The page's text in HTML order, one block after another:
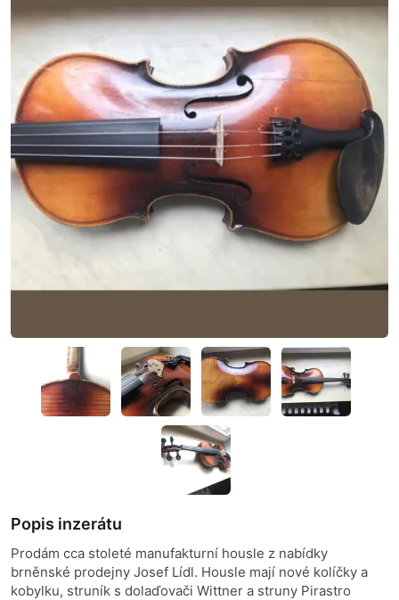
Popis inzerátu
Prodám cca stoleté manufakturní housle z nabídky
brněnské prodejny Josef Lídl. Housle mají nové kolíčky a
kobylku, struník s dolaďovači Wittner a struny Pirastro